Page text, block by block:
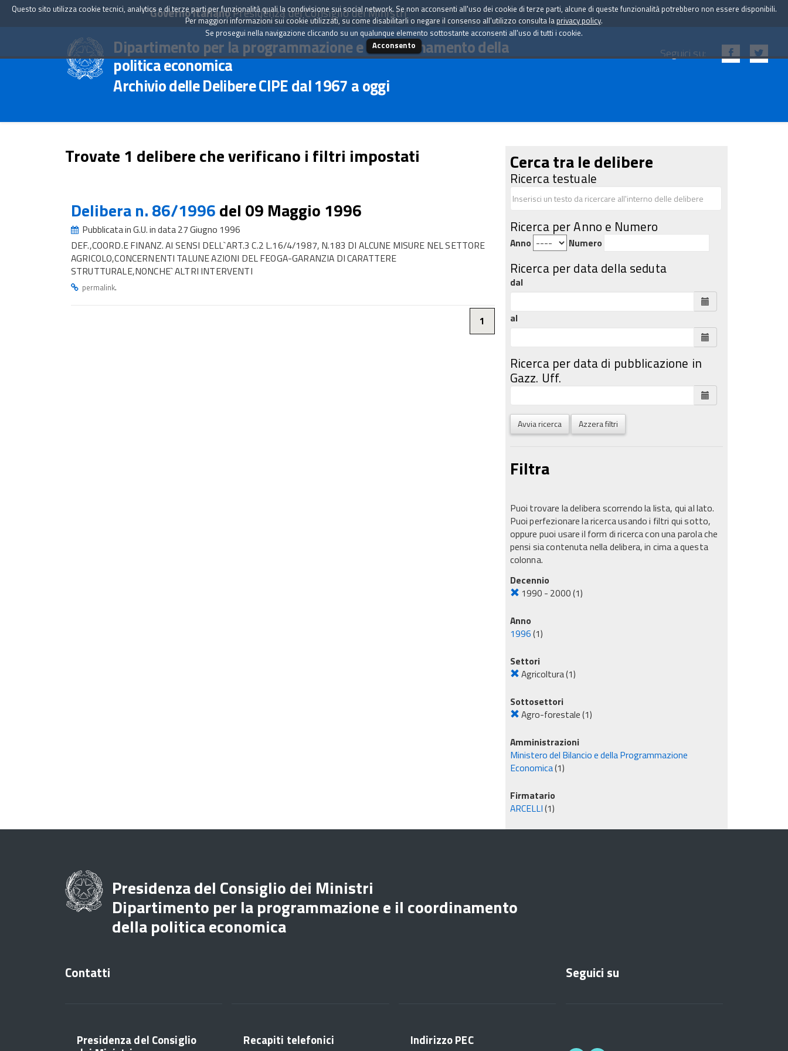
Governo ItalianoPresidenza del Consiglio dei Ministri
Dipartimento per la programmazione e il coordinamento della
politica economica
Archivio delle Delibere CIPE dal 1967 a oggi
Seguici su:
Trovate 1 delibere che verificano i filtri impostati
Delibera n. 86/1996del 09 Maggio 1996
Pubblicata in G.U. in data 27 Giugno 1996
DEF.,COORD.E FINANZ. AI SENSI DELL`ART.3 C.2 L.16/4/1987, N.183 DI ALCUNE MISURE NEL SETTORE
AGRICOLO,CONCERNENTI TALUNE AZIONI DEL FEOGA-GARANZIA DI CARATTERE
STRUTTURALE,NONCHE` ALTRI INTERVENTI
permalink.
1
Cerca tra le delibere
Ricerca testuale
Ricerca per Anno e Numero
Anno Numero
Ricerca per data della seduta
dal
al
Ricerca per data di pubblicazione in
Gazz. Uff.
Avvia ricerca Azzera filtri
Filtra
Puoi trovare la delibera scorrendo la lista, qui al lato.
Puoi perfezionare la ricerca usando i filtri qui sotto,
oppure puoi usare il form di ricerca con una parola che
pensi sia contenuta nella delibera, in cima a questa
colonna.
Decennio
1990 - 2000(1)
Anno
1996(1)
Settori
Agricoltura(1)
Sottosettori
Agro-forestale(1)
Amministrazioni
Ministero del Bilancio e della Programmazione
Economica(1)
Firmatario
ARCELLI(1)
Questo sito utilizza cookie tecnici, analytics e di terze parti per funzionalità quali la condivisione sui social network. Se non acconsenti all'uso dei cookie di terze parti, alcune di queste funzionalità potrebbero non essere disponibili.
Per maggiori informazioni sui cookie utilizzati, su come disabilitarli o negare il consenso all'utilizzo consulta la privacy policy.
Se prosegui nella navigazione cliccando su un qualunque elemento sottostante acconsenti all'uso di tutti i cookie.
Acconsento
Presidenza del Consiglio dei Ministri
Dipartimento per la programmazione e il coordinamento
della politica economica
Contatti
Presidenza del Consiglio Recapiti telefonici Indirizzo PEC
Seguici su